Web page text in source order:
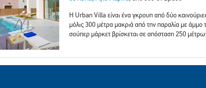
Η Urban Villa είναι ένα γκρουπ από δύο
μόλις 300 μέτρα μακριά από την παραλία με άμμο
σούπερ μάρκετ βρίσκεται σε απόσταση 250